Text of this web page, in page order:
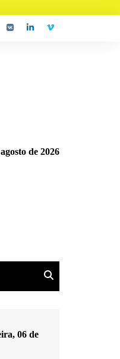
de 2026
06 de